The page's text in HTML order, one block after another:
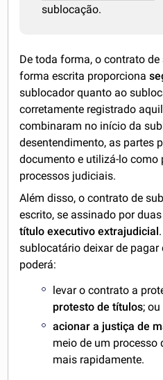
sublocação.
De toda forma, o contrato
forma escrita proporciona
sublocador quanto ao
corretamente registrado
combinaram no início da
desentendimento, as partes
documento e utilizá-lo como
processos judiciais.
Além disso, o contrato de
escrito, se assinado por
título executivo extrajudicial
sublocatário deixar de
poderá:
levar o contrato a
protesto de títulos; ou
acionar a justiça de
meio de um processo
mais rapidamente.